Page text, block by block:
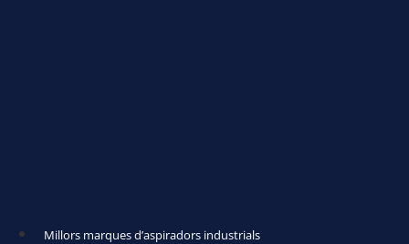
Millors marques d’aspiradors industrials